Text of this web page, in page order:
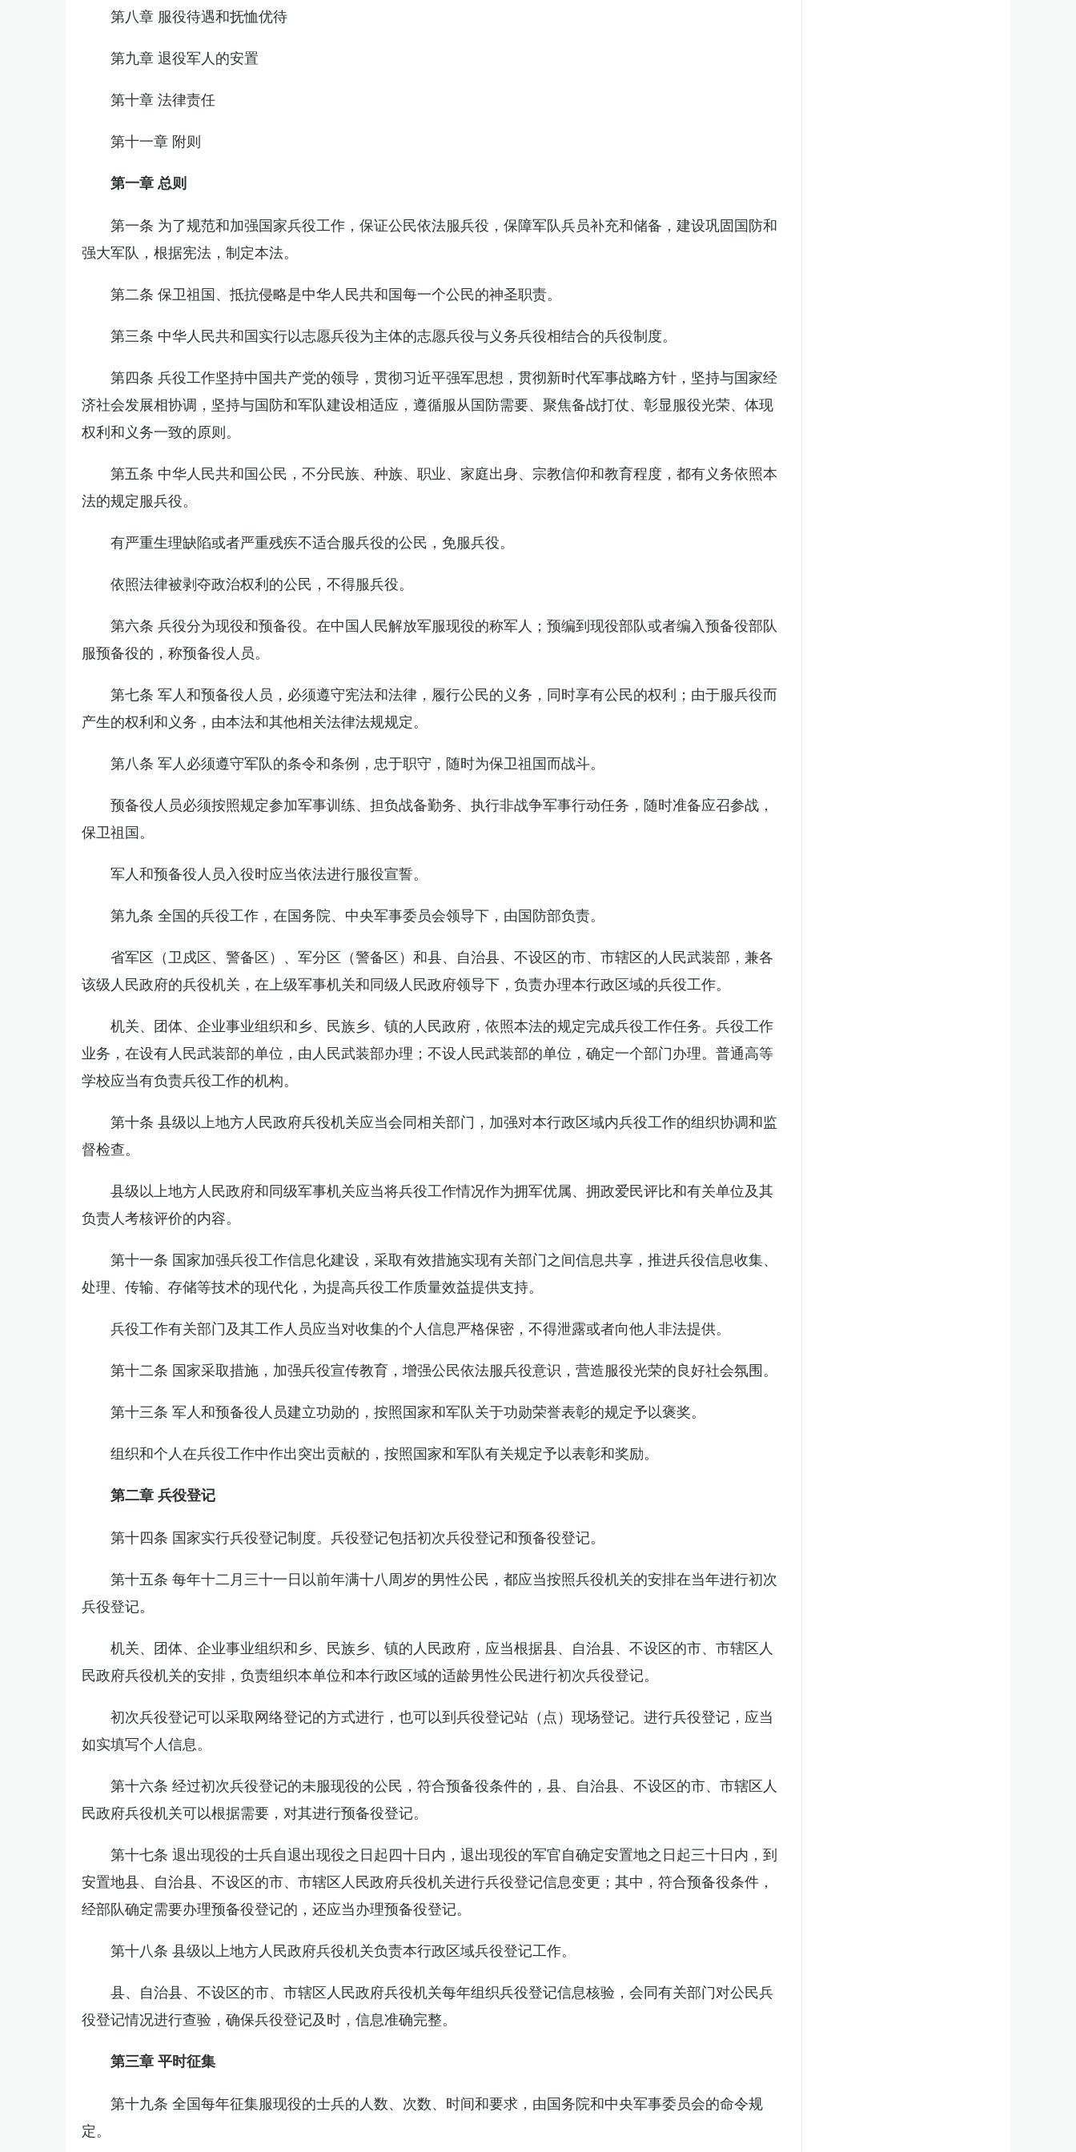
第八章 服役待遇和抚恤优待
第九章 退役军人的安置
第十章 法律责任
第十一章 附则
第一章 总则
第一条 为了规范和加强国家兵役工作，保证公民依法服兵役，保障军队兵员补充和储备，建设巩固国防和
强大军队，根据宪法，制定本法。
第二条 保卫祖国、抵抗侵略是中华人民共和国每一个公民的神圣职责。
第三条 中华人民共和国实行以志愿兵役为主体的志愿兵役与义务兵役相结合的兵役制度。
第四条 兵役工作坚持中国共产党的领导，贯彻习近平强军思想，贯彻新时代军事战略方针，坚持与国家经
济社会发展相协调，坚持与国防和军队建设相适应，遵循服从国防需要、聚焦备战打仗、彰显服役光荣、体现
权利和义务一致的原则。
第五条 中华人民共和国公民，不分民族、种族、职业、家庭出身、宗教信仰和教育程度，都有义务依照本
法的规定服兵役。
有严重生理缺陷或者严重残疾不适合服兵役的公民，免服兵役。
依照法律被剥夺政治权利的公民，不得服兵役。
第六条 兵役分为现役和预备役。在中国人民解放军服现役的称军人；预编到现役部队或者编入预备役部队
服预备役的，称预备役人员。
第七条 军人和预备役人员，必须遵守宪法和法律，履行公民的义务，同时享有公民的权利；由于服兵役而
产生的权利和义务，由本法和其他相关法律法规规定。
第八条 军人必须遵守军队的条令和条例，忠于职守，随时为保卫祖国而战斗。
预备役人员必须按照规定参加军事训练、担负战备勤务、执行非战争军事行动任务，随时准备应召参战，
保卫祖国。
军人和预备役人员入役时应当依法进行服役宣誓。
第九条 全国的兵役工作，在国务院、中央军事委员会领导下，由国防部负责。
省军区（卫戍区、警备区）、军分区（警备区）和县、自治县、不设区的市、市辖区的人民武装部，兼各
该级人民政府的兵役机关，在上级军事机关和同级人民政府领导下，负责办理本行政区域的兵役工作。
机关、团体、企业事业组织和乡、民族乡、镇的人民政府，依照本法的规定完成兵役工作任务。兵役工作
业务，在设有人民武装部的单位，由人民武装部办理；不设人民武装部的单位，确定一个部门办理。普通高等
学校应当有负责兵役工作的机构。
第十条 县级以上地方人民政府兵役机关应当会同相关部门，加强对本行政区域内兵役工作的组织协调和监
督检查。
县级以上地方人民政府和同级军事机关应当将兵役工作情况作为拥军优属、拥政爱民评比和有关单位及其
负责人考核评价的内容。
第十一条 国家加强兵役工作信息化建设，采取有效措施实现有关部门之间信息共享，推进兵役信息收集、
处理、传输、存储等技术的现代化，为提高兵役工作质量效益提供支持。
兵役工作有关部门及其工作人员应当对收集的个人信息严格保密，不得泄露或者向他人非法提供。
第十二条 国家采取措施，加强兵役宣传教育，增强公民依法服兵役意识，营造服役光荣的良好社会氛围。
第十三条 军人和预备役人员建立功勋的，按照国家和军队关于功勋荣誉表彰的规定予以褒奖。
组织和个人在兵役工作中作出突出贡献的，按照国家和军队有关规定予以表彰和奖励。
第二章 兵役登记
第十四条 国家实行兵役登记制度。兵役登记包括初次兵役登记和预备役登记。
第十五条 每年十二月三十一日以前年满十八周岁的男性公民，都应当按照兵役机关的安排在当年进行初次
兵役登记。
机关、团体、企业事业组织和乡、民族乡、镇的人民政府，应当根据县、自治县、不设区的市、市辖区人
民政府兵役机关的安排，负责组织本单位和本行政区域的适龄男性公民进行初次兵役登记。
初次兵役登记可以采取网络登记的方式进行，也可以到兵役登记站（点）现场登记。进行兵役登记，应当
如实填写个人信息。
第十六条 经过初次兵役登记的未服现役的公民，符合预备役条件的，县、自治县、不设区的市、市辖区人
民政府兵役机关可以根据需要，对其进行预备役登记。
第十七条 退出现役的士兵自退出现役之日起四十日内，退出现役的军官自确定安置地之日起三十日内，到
安置地县、自治县、不设区的市、市辖区人民政府兵役机关进行兵役登记信息变更；其中，符合预备役条件，
经部队确定需要办理预备役登记的，还应当办理预备役登记。
第十八条 县级以上地方人民政府兵役机关负责本行政区域兵役登记工作。
县、自治县、不设区的市、市辖区人民政府兵役机关每年组织兵役登记信息核验，会同有关部门对公民兵
役登记情况进行查验，确保兵役登记及时，信息准确完整。
第三章 平时征集
第十九条 全国每年征集服现役的士兵的人数、次数、时间和要求，由国务院和中央军事委员会的命令规
定。